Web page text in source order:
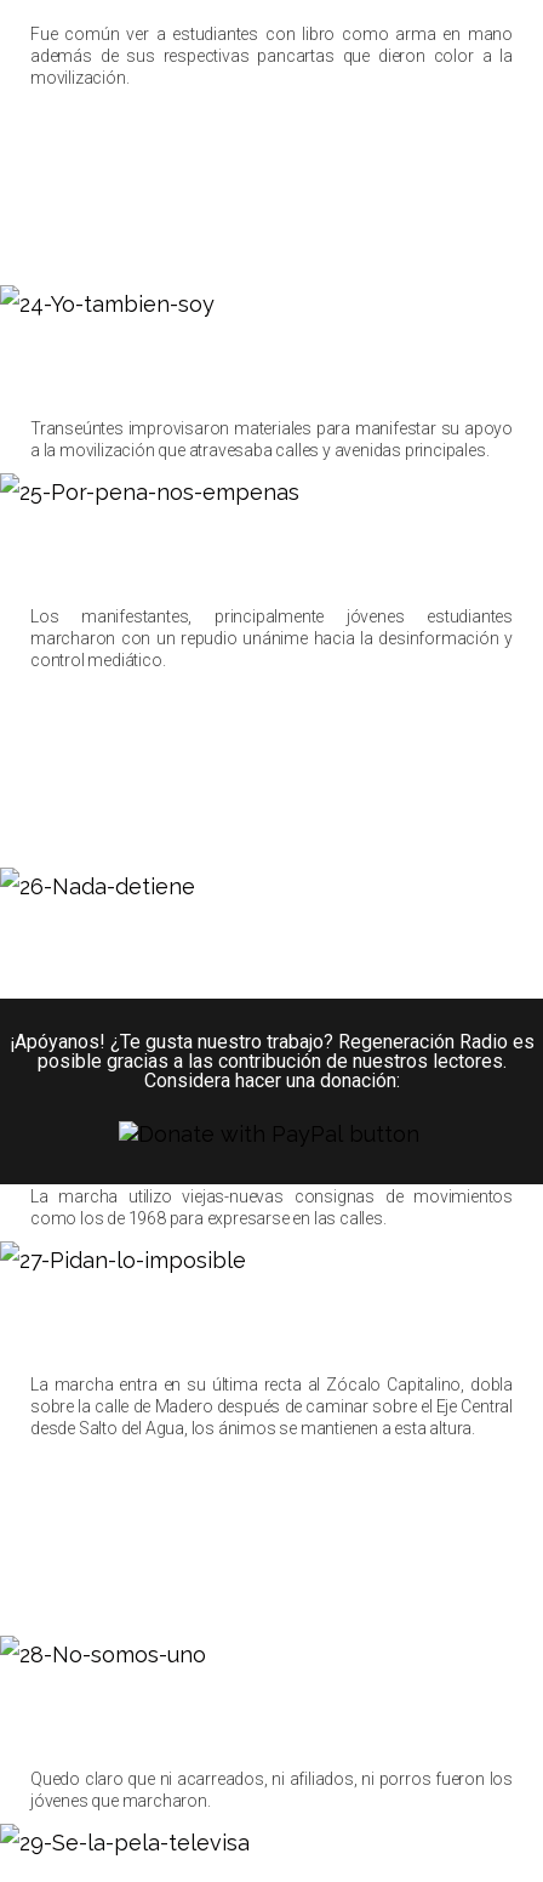
Fue común ver a estudiantes con libro como arma en mano
además de sus respectivas pancartas que dieron color a la
movilización.
Transeúntes improvisaron materiales para manifestar su apoyo
a la movilización que atravesaba calles y avenidas principales.
Los manifestantes, principalmente jóvenes estudiantes
marcharon con un repudio unánime hacia la desinformación y
control mediático.
¡Apóyanos! ¿Te gusta nuestro trabajo? Regeneración Radio es
posible gracias a las contribución de nuestros lectores.
Considera hacer una donación:
La marcha utilizo viejas-nuevas consignas de movimientos
como los de 1968 para expresarse en las calles.
La marcha entra en su última recta al Zócalo Capitalino, dobla
sobre la calle de Madero después de caminar sobre el Eje Central
desde Salto del Agua, los ánimos se mantienen a esta altura.
Quedo claro que ni acarreados, ni afiliados, ni porros fueron los
jóvenes que marcharon.